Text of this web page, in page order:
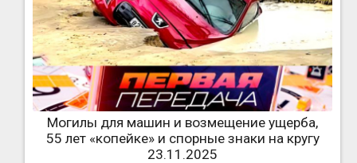
Могилы для машин и возмещение ущерба,
55 лет «копейке» и спорные знаки на кругу
23.11.2025